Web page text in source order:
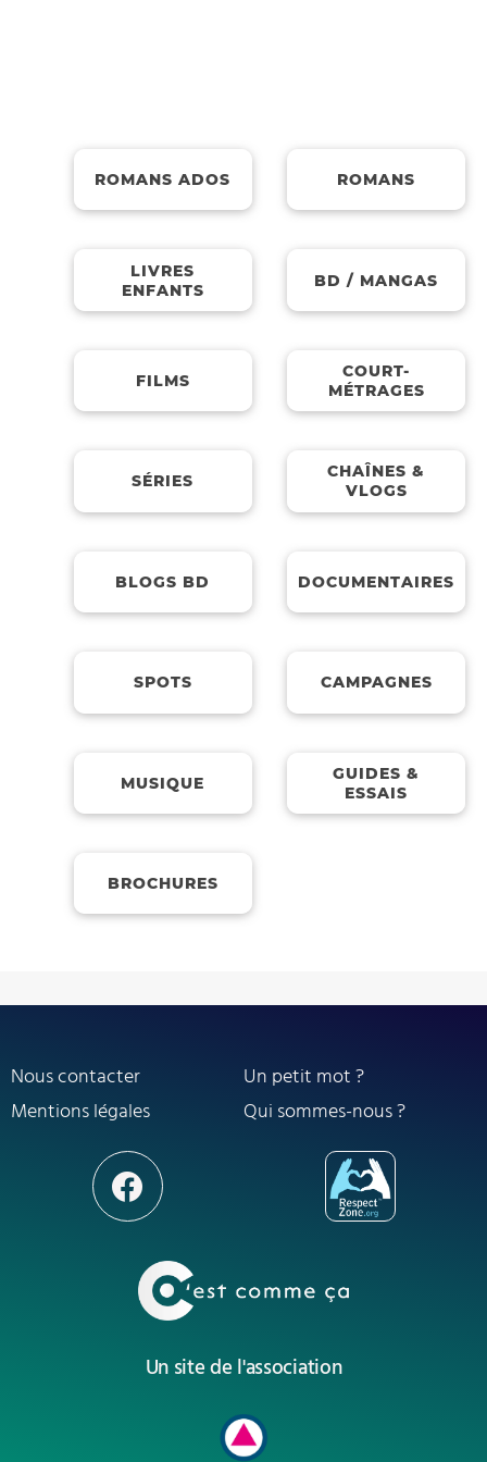
ROMANS ADOS ROMANS
LIVRES
ENFANTS
BD / MANGAS
FILMS
COURT-
MÉTRAGES
SÉRIES
CHAÎNES &
VLOGS
BLOGS BD DOCUMENTAIRES
SPOTS CAMPAGNES
MUSIQUE
GUIDES &
ESSAIS
BROCHURES
Nous contacter
Un petit mot ?
Mentions légales
Qui sommes-nous ?
Un site de l'association